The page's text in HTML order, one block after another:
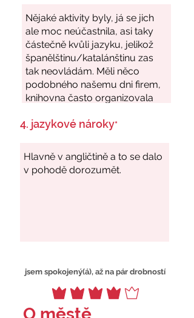
4. jazykové nároky*
jsem spokojený(á), až na pár drobností
O městě